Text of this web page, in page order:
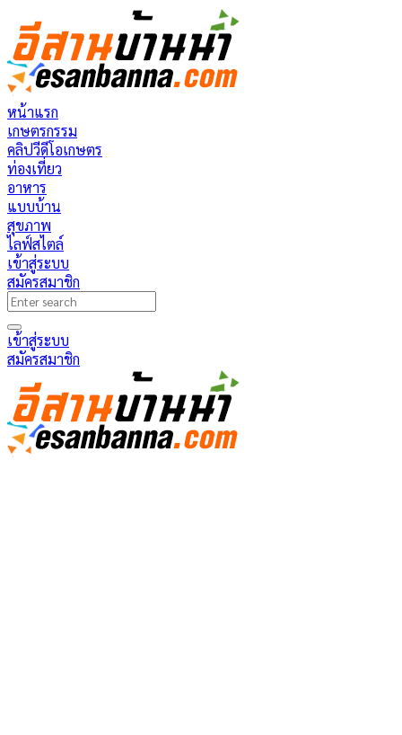
หน้าแรก
เกษตรกรรม
คลิปวีดีโอเกษตร
ท่องเที่ยว
อาหาร
แบบบ้าน
สุขภาพ
ไลฟ์สไตล์
เข้าสู่ระบบ
สมัครสมาชิก
เข้าสู่ระบบ
สมัครสมาชิก